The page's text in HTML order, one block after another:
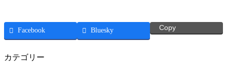
Facebook Bluesky Copy
カテゴリー